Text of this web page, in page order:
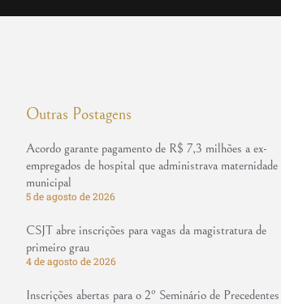
Outras Postagens
Acordo garante pagamento de R$ 7,3 milhões a ex-
empregados de hospital que administrava maternidade
municipal
5 de agosto de 2026
CSJT abre inscrições para vagas da magistratura de
primeiro grau
4 de agosto de 2026
Inscrições abertas para o 2º Seminário de Precedentes